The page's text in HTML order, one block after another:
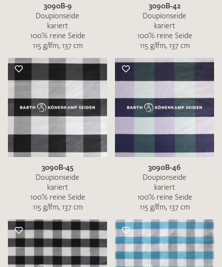
3090B-9
Doupionseide
kariert
100% reine Seide
115 g/lfm, 137 cm
3090B-42
Doupionseide
kariert
100% reine Seide
115 g/lfm, 137 cm
3090B-45
Doupionseide
kariert
100% reine Seide
115 g/lfm, 137 cm
3090B-46
Doupionseide
kariert
100% reine Seide
115 g/lfm, 137 cm